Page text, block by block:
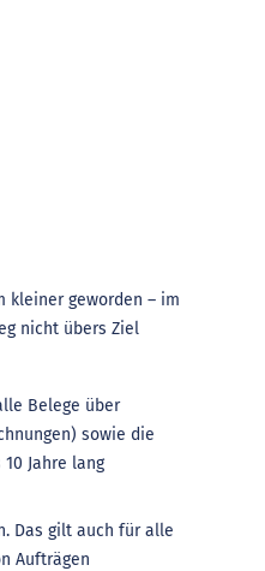
kleiner geworden – im
nicht übers Ziel
Belege über
sowie die
Jahre lang
Das gilt auch für alle
Aufträgen